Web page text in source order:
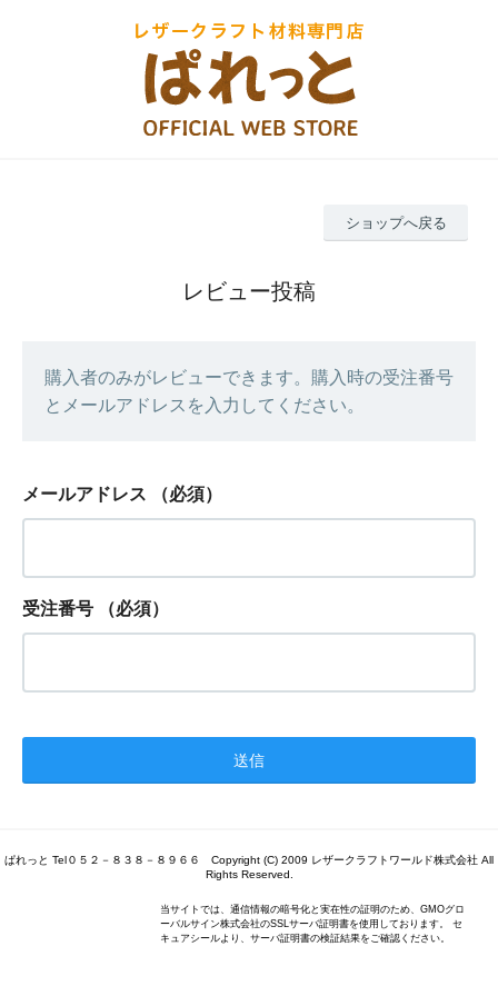
ショップへ戻る
レビュー投稿
購入者のみがレビューできます。購入時の受注番号
とメールアドレスを入力してください。
メールアドレス （必須）
受注番号 （必須）
ぱれっと Tel０５２－８３８－８９６６ Copyright (C) 2009 レザークラフトワールド株式会社 All
Rights Reserved.
当サイトでは、通信情報の暗号化と実在性の証明のため、GMOグロ
ーバルサイン株式会社のSSLサーバ証明書を使用しております。 セ
キュアシールより、サーバ証明書の検証結果をご確認ください。